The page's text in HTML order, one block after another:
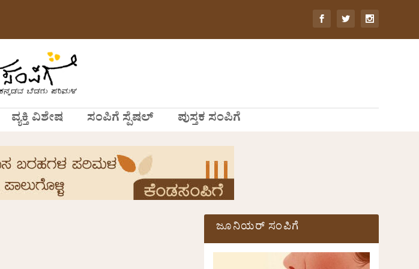
ವ್ಯಕ್ತಿ ವಿಶೇಷ ಸಂಪಿಗೆ ಸ್ಪೆಷಲ್ ಪುಸ್ತಕ ಸಂಪಿಗೆ
ಜೂನಿಯರ್ ಸಂಪಿಗೆ